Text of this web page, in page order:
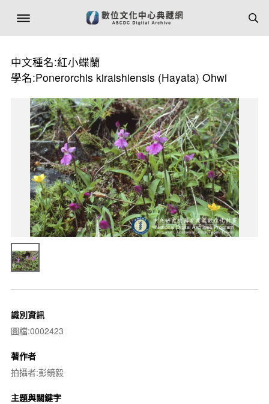
中文種名:紅小蝶蘭
學名:Ponerorchis kiraishiensis (Hayata) Ohwi
識別資訊
圖檔:0002423
著作者
拍攝者:彭鏡毅
主題與關鍵字